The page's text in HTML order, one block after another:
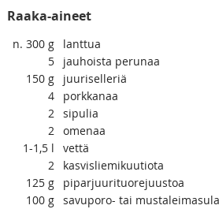
Raaka-aineet
n. 300 g
lanttua
5
jauhoista perunaa
150 g
juuriselleriä
4
porkkanaa
2 sipulia
2 omenaa
1-1,5 l
vettä
2
kasvisliemikuutiota
125 g
piparjuurituorejuustoa
100 g savuporo- tai